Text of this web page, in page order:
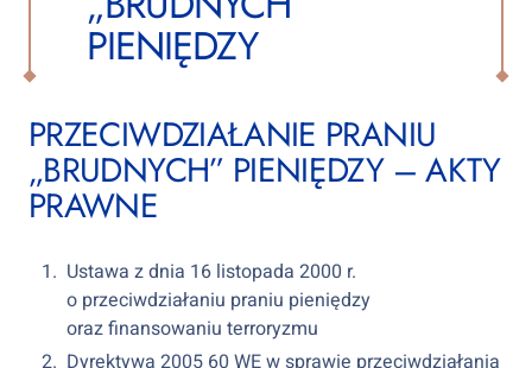
PIENIĘDZY
PRZECIWDZIAŁANIE PRANIU
„BRUDNYCH” PIENIĘDZY – AKTY
PRAWNE
Ustawa z dnia 16 listopada 2000 r.
o przeciwdziałaniu praniu pieniędzy
oraz finansowaniu terroryzmu
Dyrektywa 2005 60 WE w sprawie przeciwdziałania